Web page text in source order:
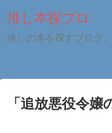
推し本探ブロ
推しの本を探すブログ
「 追放悪役令嬢